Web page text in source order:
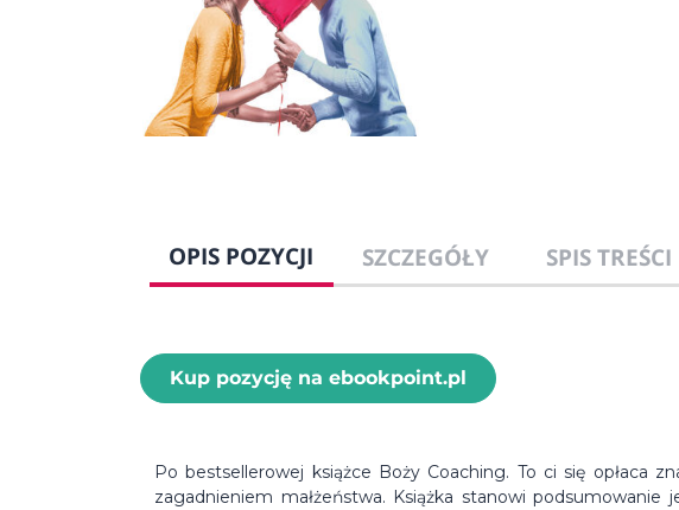
OPIS POZYCJI SZCZEGÓŁY SPIS TREŚCI
Kup pozycję na ebookpoint.pl
Po bestsellerowej książce Boży Coaching. To ci się opłaca
zagadnieniem małżeństwa. Książka stanowi